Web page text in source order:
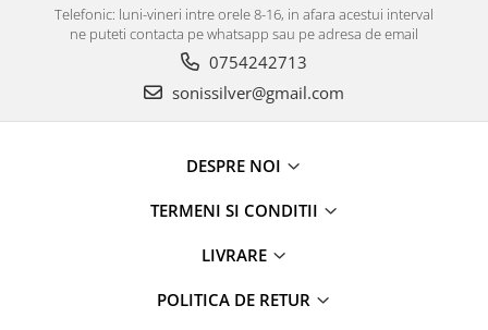
Telefonic: luni-vineri intre orele 8-16, in afara acestui interval
ne puteti contacta pe whatsapp sau pe adresa de email
0754242713
sonissilver@gmail.com
DESPRE NOI
TERMENI SI CONDITII
LIVRARE
POLITICA DE RETUR